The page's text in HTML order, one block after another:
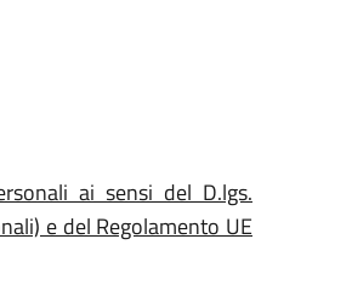
ai sensi del D.lgs.
e del Regolamento UE